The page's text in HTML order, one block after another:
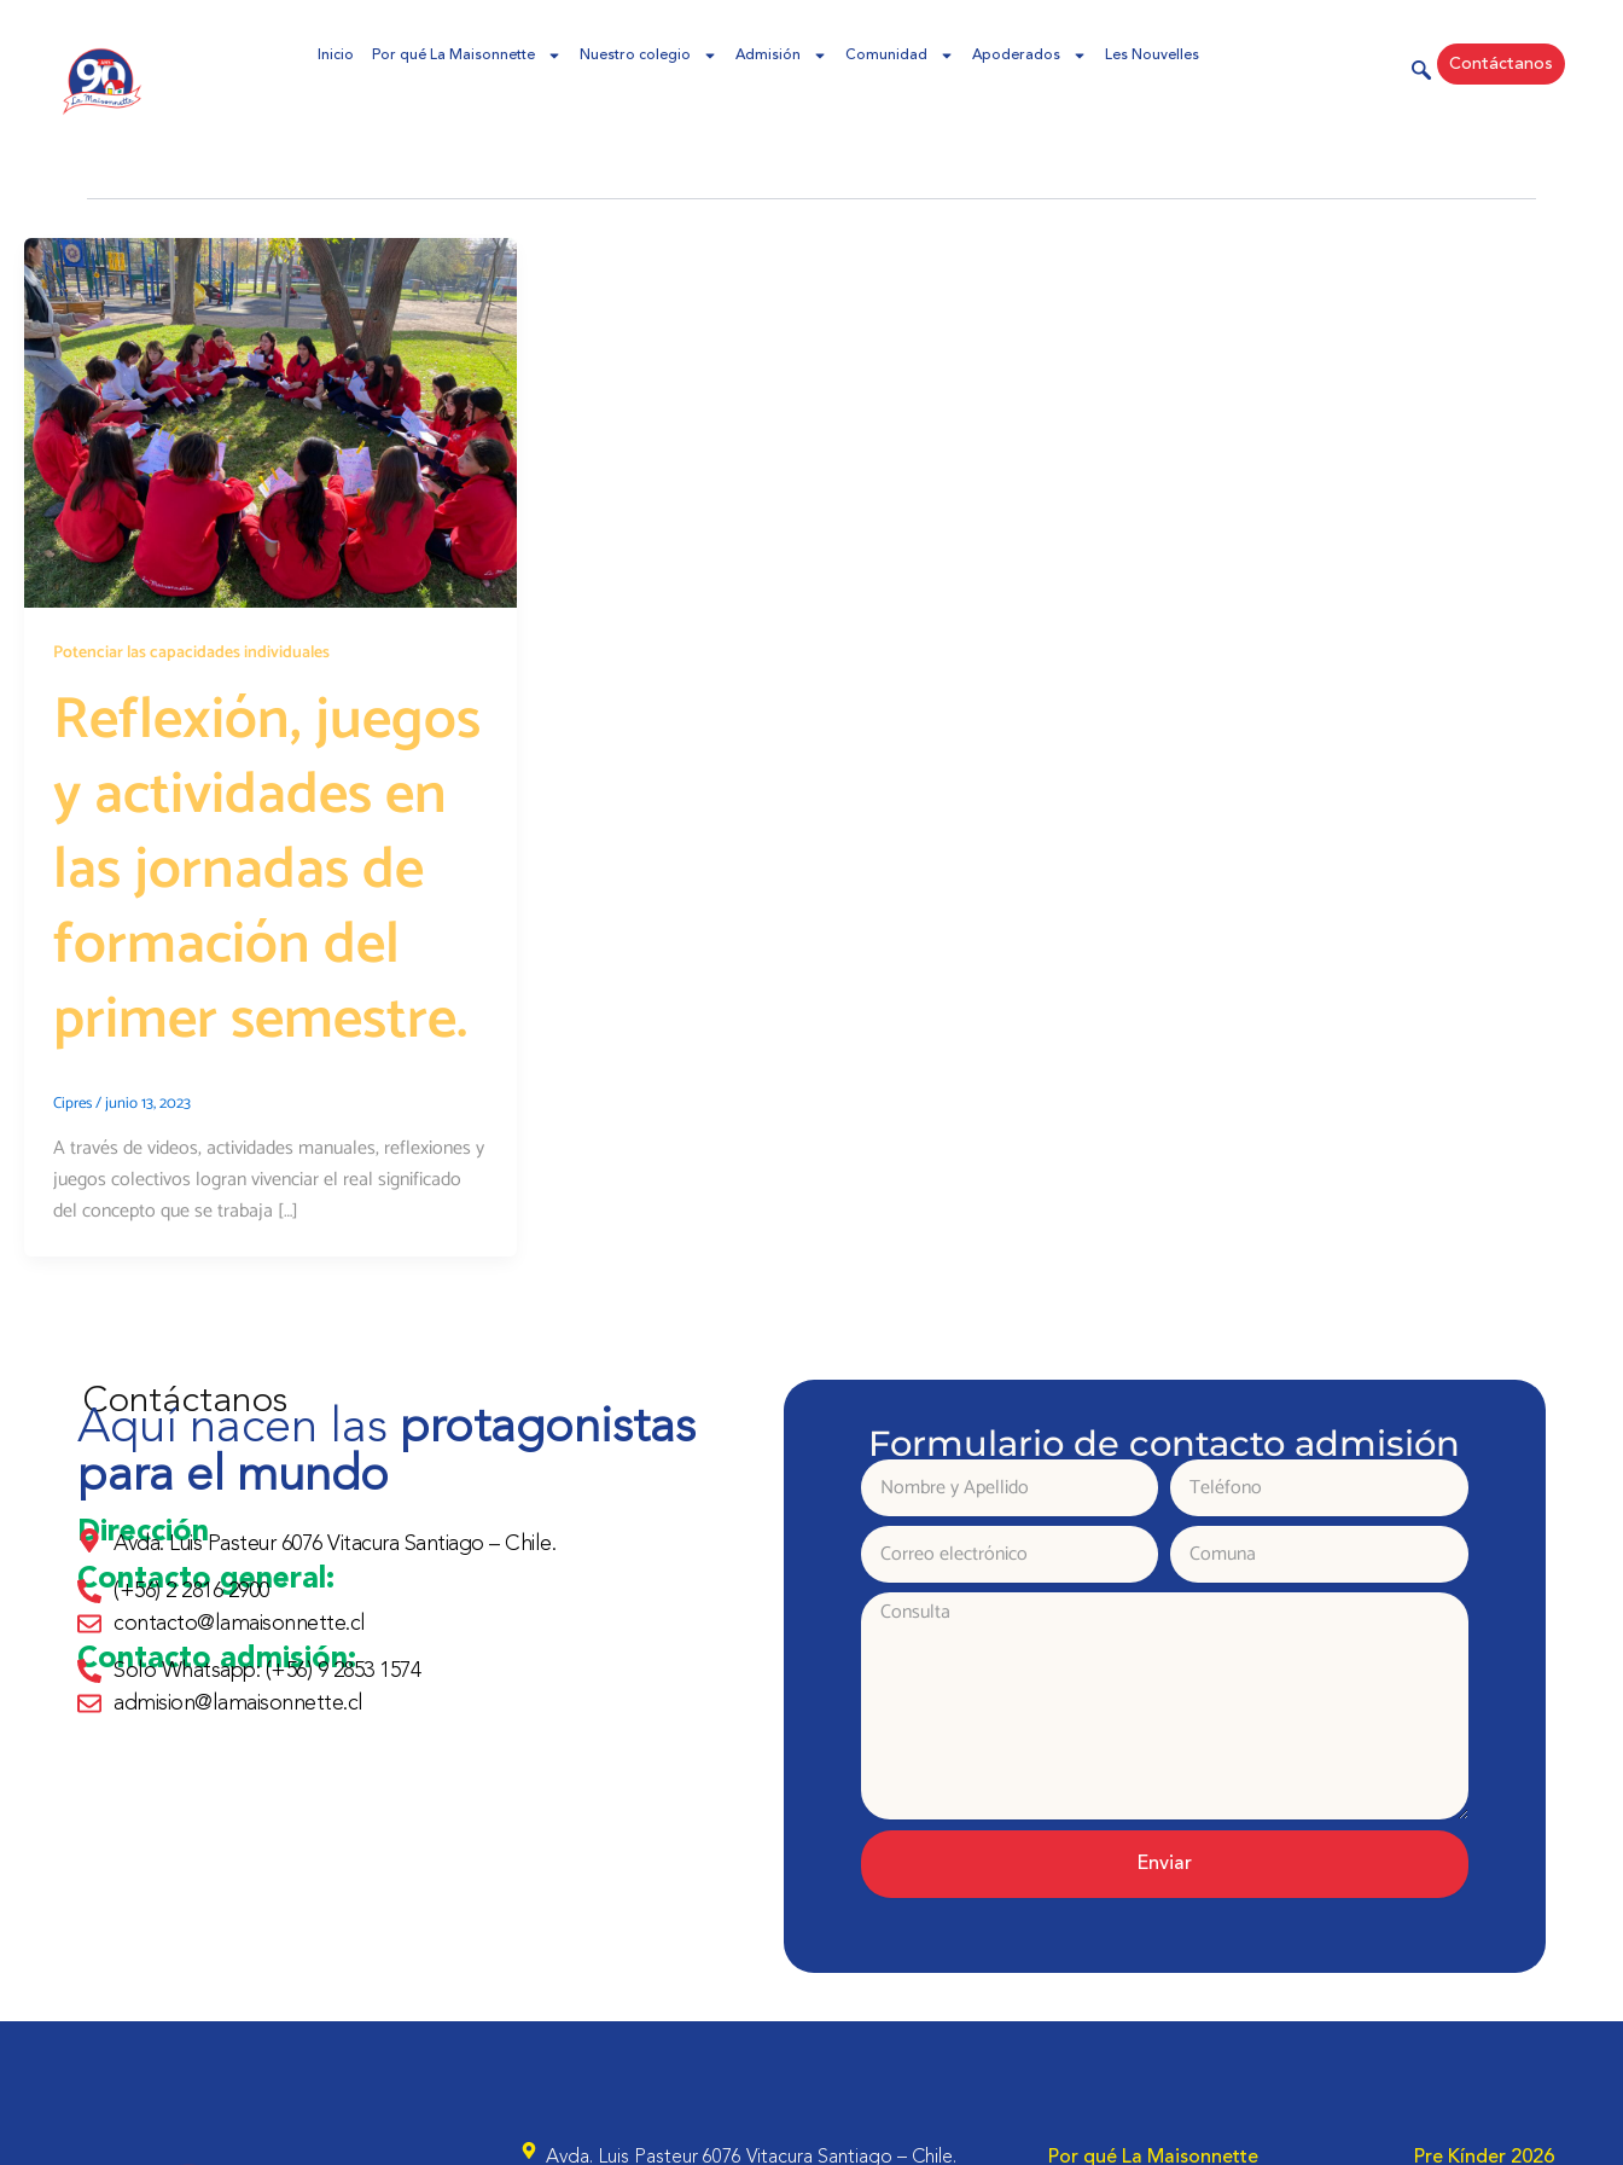
contenido
Inicio Por qué La Maisonnette Nuestro colegio Admisión Comunidad Apoderados Les Nouvelles Contáctanos
Potenciar las capacidades individuales
Reflexión, juegos
y actividades en
las jornadas de
formación del
primer semestre.
Cipres/junio 13, 2023
A través de videos, actividades manuales, reflexiones y
juegos colectivos logran vivenciar el real significado
del concepto que se trabaja […]
Contáctanos
Aquí nacen las protagonistas
para el mundo
Dirección
Avda. Luis Pasteur 6076 Vitacura Santiago – Chile.
Contacto general:
(+56) 2 2816 2900
contacto@lamaisonnette.cl
Contacto admisión:
Solo Whatsapp: (+56) 9 2853 1574
admision@lamaisonnette.cl
Formulario de contacto admisión
Nombre
y
Apellido
Teléfono
Correo
electrónico
Comuna
Consulta
Enviar
Avda. Luis Pasteur 6076 Vitacura Santiago – Chile. Por qué La Maisonnette Pre Kínder 2026